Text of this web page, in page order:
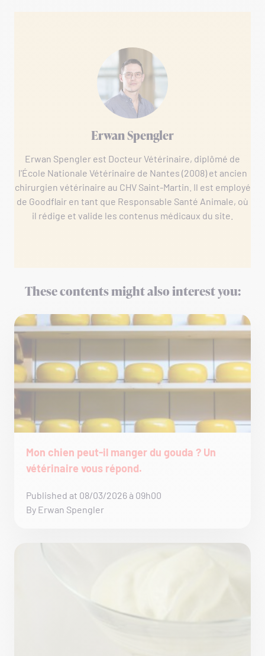
Erwan Spengler
Erwan Spengler est Docteur Vétérinaire, diplômé de
l'École Nationale Vétérinaire de Nantes (2008) et ancien
chirurgien vétérinaire au CHV Saint-Martin. Il est employé
de Goodflair en tant que Responsable Santé Animale, où
il rédige et valide les contenus médicaux du site.
These contents might also interest you:
Mon chien peut-il manger du gouda ? Un
vétérinaire vous répond.
Published at 08/03/2026 à 09h00
By Erwan Spengler